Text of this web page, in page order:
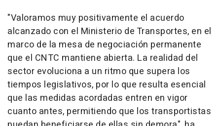
"Valoramos muy positivamente el acuerdo
alcanzado con el Ministerio de Transportes, en el
marco de la mesa de negociación permanente
que el CNTC mantiene abierta. La realidad del
sector evoluciona a un ritmo que supera los
tiempos legislativos, por lo que resulta esencial
que las medidas acordadas entren en vigor
cuanto antes, permitiendo que los transportistas